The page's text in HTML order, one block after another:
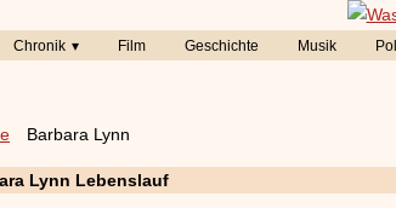
Chronik Film Geschichte Musik
Barbara Lynn
Lynn Lebenslauf